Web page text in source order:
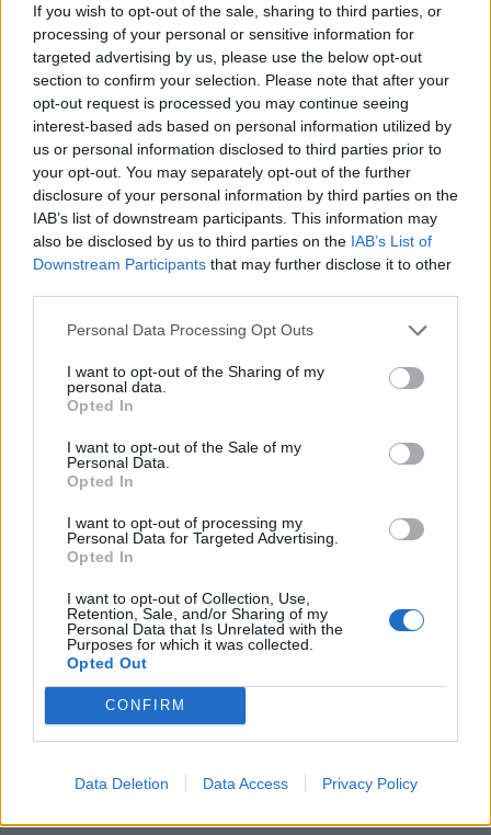
If you wish to opt-out of the sale, sharing to third parties, or
processing of your personal or sensitive information for
targeted advertising by us, please use the below opt-out
section to confirm your selection. Please note that after your
opt-out request is processed you may continue seeing
interest-based ads based on personal information utilized by
us or personal information disclosed to third parties prior to
your opt-out. You may separately opt-out of the further
disclosure of your personal information by third parties on the
IAB’s list of downstream participants. This information may
also be disclosed by us to third parties on the IAB’s List of
Downstream Participants that may further disclose it to other
Personal Data Processing Opt Outs
I want to opt-out of the Sharing of my
personal data.
Opted In
I want to opt-out of the Sale of my
Personal Data.
Opted In
I want to opt-out of processing my
Personal Data for Targeted Advertising.
Opted In
I want to opt-out of Collection, Use,
Retention, Sale, and/or Sharing of my
Personal Data that Is Unrelated with the
Purposes for which it was collected.
Opted Out
CONFIRM
Data Deletion Data Access Privacy Policy